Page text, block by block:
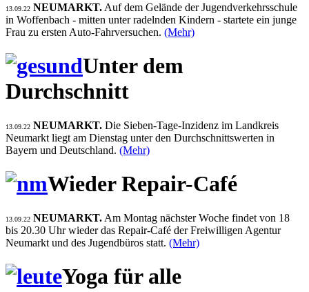
13.09.22 NEUMARKT. Auf dem Gelände der Jugendverkehrsschule
in Woffenbach - mitten unter radelnden Kindern - startete ein junge
Frau zu ersten Auto-Fahrversuchen. (Mehr)
Unter dem
Durchschnitt
13.09.22 NEUMARKT. Die Sieben-Tage-Inzidenz im Landkreis
Neumarkt liegt am Dienstag unter den Durchschnittswerten in
Bayern und Deutschland. (Mehr)
Wieder Repair-Café
13.09.22 NEUMARKT. Am Montag nächster Woche findet von 18
bis 20.30 Uhr wieder das Repair-Café der Freiwilligen Agentur
Neumarkt und des Jugendbüros statt. (Mehr)
Yoga für alle